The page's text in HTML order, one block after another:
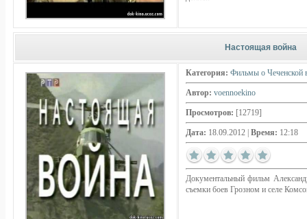
Настоящая война
Категория: Фильмы о Чеченской
Автор: voennoekino
Просмотров: [12719]
Дата: 18.09.2012 Время: 12:18
Документальный фильм
съемки боев Грозном и селе